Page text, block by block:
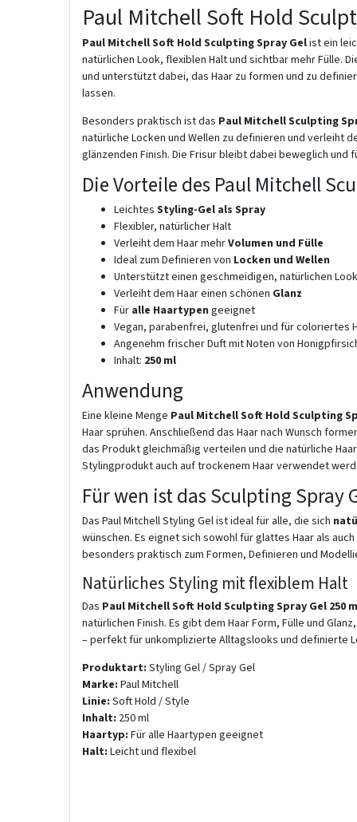
Paul Mitchell Soft Hold
Paul Mitchell Soft Hold Sculpting Spray Gelist ein
natürlichen Look, flexiblen Halt und sichtbar mehr Fülle.
und unterstützt dabei, das Haar zu formen und zu
lassen.
Besonders praktisch ist das Paul Mitchell Sculpting
natürliche Locken und Wellen zu definieren und verleiht
glänzenden Finish. Die Frisur bleibt dabei beweglich und
Die Vorteile des Paul Mitchell
Leichtes Styling-Gel als Spray
Flexibler, natürlicher Halt
Verleiht dem Haar mehrVolumen und Fülle
Ideal zum Definieren von Locken und Wellen
Unterstützt einen geschmeidigen, natürlichen Look
Verleiht dem Haar einen schönen Glanz
Für alle Haartypen geeignet
Vegan, parabenfrei, glutenfrei und für coloriertes
Angenehm frischer Duft mit Noten von
Inhalt: 250 ml
Anwendung
Eine kleine Menge Paul Mitchell Soft Hold Sculpting
Haar sprühen. Anschließend das Haar nach Wunsch
das Produkt gleichmäßig verteilen und die natürliche
Stylingprodukt auch auf trockenem Haar verwendet
Für wen ist das Sculpting Spray
Das Paul Mitchell Styling Gel ist ideal für alle, die sich
wünschen. Es eignet sich sowohl für glattes Haar als
besonders praktisch zum Formen, Definieren und
Natürliches Styling mit flexiblem Halt
Das Paul Mitchell Soft Hold Sculpting Spray Gel 250
natürlichen Finish. Es gibt dem Haar Form, Fülle und
– perfekt für unkomplizierte Alltagslooks und definierte
Produktart: Styling Gel / Spray Gel
Marke: Paul Mitchell
Linie: Soft Hold / Style
Inhalt: 250 ml
Haartyp: Für alle Haartypen geeignet
Halt: Leicht und flexibel